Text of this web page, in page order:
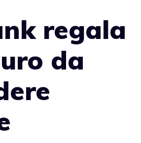
regala
da